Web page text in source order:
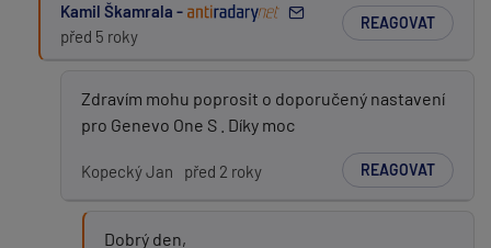
Kamil Škamrala -
před 5 roky
REAGOVAT
Zdravím mohu poprosit o doporučený nastavení
pro Genevo One S . Díky moc
Kopecký Jan před 2 roky REAGOVAT
Dobrý den,